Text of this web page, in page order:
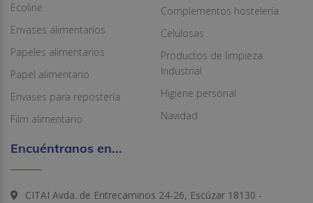
Ecoline
Envases alimentarios
Papeles alimentarios
Papel alimentario
Envases para repostería
Film alimentario
Complementos hostelería
Celulosas
Productos de limpieza
Industrial
Higiene personal
Navidad
Encuéntranos en...
CITAI Avda. de Entrecaminos 24-26, Escúzar 18130 -